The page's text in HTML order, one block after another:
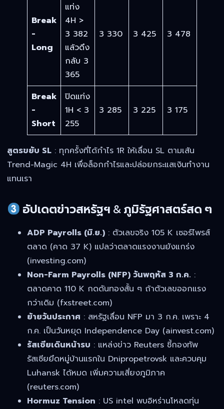
Break
-
Long
แท่ง
4H >
3 382
แล้วดึง
กลับ 3
365
3 330 3 425 3 478
Break
-
Short
ปิดแท่ง
1H < 3
255
3 285 3 225 3 175
สูตรขยับ SL : ทุกครั้งที่ได้กำไร 1R ให้เลื่อน SL ตามเส้น
Trend-Magic 4H เพื่อล็อกกำไรและปล่อยกระแสเงินทำงาน
แทนเรา
อัปเดตข่าวสหรัฐฯ & ภูมิรัฐศาสตร์สด ๆ
ADP Payrolls (มิ.ย.) : ตัวเลขจริง 105 K เซอร์ไพรส์
ตลาด (คาด 37 K) แปลว่าตลาดแรงงานยังแกร่ง
(investing.com)
Non-Farm Payrolls (NFP) วันพฤหัส 3 ก.ค. :
ตลาดคาด 110 K กดดันทองสั้น ๆ ถ้าตัวเลขออกแรง
กว่าเดิม (fxstreet.com)
ย้ายวันประกาศ : สหรัฐเลื่อน NFP มา 3 ก.ค. เพราะ 4
ก.ค. เป็นวันหยุด Independence Day (ainvest.com)
รัสเซียเดินหน้ารบ : แหล่งข่าว Reuters ชี้กองทัพ
รัสเซียยึดหมู่บ้านแรกใน Dnipropetrovsk และควบคุม
Luhansk ได้หมด เพิ่มความเสี่ยงภูมิภาค
(reuters.com)
Hormuz Tension : US intel พบอิหร่านโหลดทุ่น